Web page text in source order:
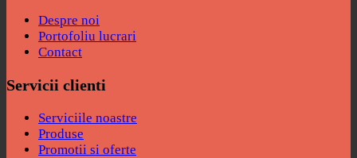
Despre noi
Portofoliu lucrari
Contact
Servicii clienti
Serviciile noastre
Produse
Promotii si oferte